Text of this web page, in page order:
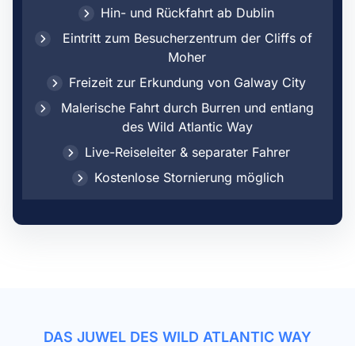
Hin- und Rückfahrt ab Dublin
Eintritt zum Besucherzentrum der Cliffs of
Moher
Freizeit zur Erkundung von Galway City
Malerische Fahrt durch Burren und entlang
des Wild Atlantic Way
Live-Reiseleiter & separater Fahrer
Kostenlose Stornierung möglich
DAS JUWEL DES WILD ATLANTIC WAY